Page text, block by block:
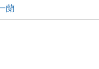
蘭